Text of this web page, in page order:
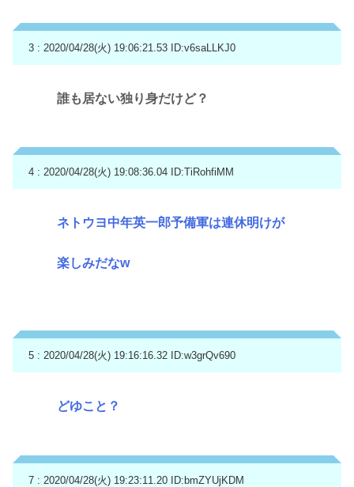
3 : 2020/04/28(火) 19:06:21.53 ID:v6saLLKJ0
誰も居ない独り身だけど？
4 : 2020/04/28(火) 19:08:36.04 ID:TiRohfiMM
ネトウヨ中年英一郎予備軍は連休明けが
楽しみだなw
5 : 2020/04/28(火) 19:16:16.32 ID:w3grQv690
どゆこと？
7 : 2020/04/28(火) 19:23:11.20 ID:bmZYUjKDM